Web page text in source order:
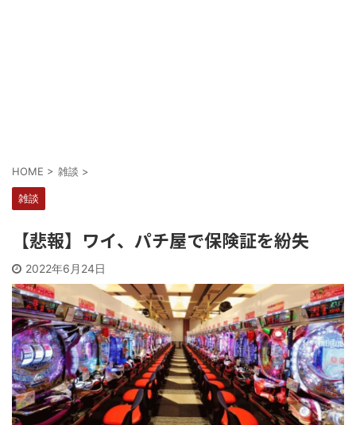
HOME > 雑談 >
雑談
【悲報】ワイ、パチ屋で保険証を紛失
2022年6月24日